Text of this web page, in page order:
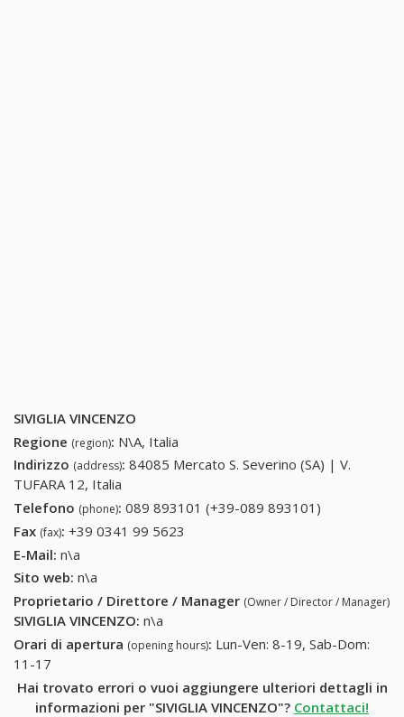
SIVIGLIA VINCENZO
Regione (region): N\A, Italia
Indirizzo (address): 84085 Mercato S. Severino (SA) | V.
TUFARA 12, Italia
Telefono (phone): 089 893101 (+39-089 893101)
Fax (fax): +39 0341 99 5623
E-Mail: n\a
Sito web: n\a
Proprietario / Direttore / Manager (Owner / Director / Manager)
SIVIGLIA VINCENZO: n\a
Orari di apertura (opening hours): Lun-Ven: 8-19, Sab-Dom:
11-17
Hai trovato errori o vuoi aggiungere ulteriori dettagli in
informazioni per "SIVIGLIA VINCENZO"? Contattaci!